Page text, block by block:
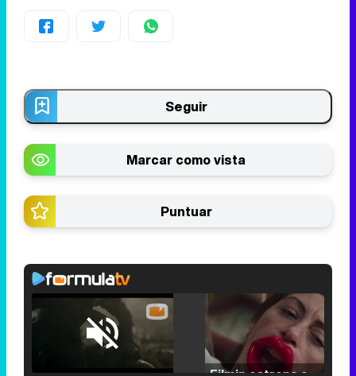
Seguir
Marcar como vista
Puntuar
Unmute /